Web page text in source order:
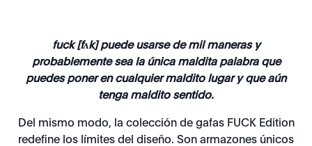
fuck [fʌk] puede usarse de mil maneras y
probablemente sea la única maldita palabra que
puedes poner en cualquier maldito lugar y que aún
tenga maldito sentido.
Del mismo modo, la colección de gafas FUCK Edition
redefine los límites del diseño. Son armazones únicos